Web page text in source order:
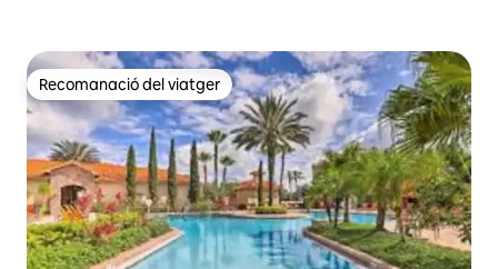
Recomanació del viatger
Recomanació del viatger